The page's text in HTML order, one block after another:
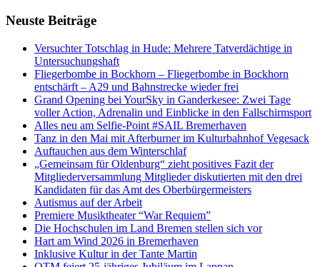
Neuste Beiträge
Versucht­er Totschlag in Hude: Mehrere Tatverdächtige in
Untersuchungshaft
Fliegerbombe in Bockhorn – Fliegerbombe in Bockhorn
entschärft – A29 und Bahnstrecke wieder frei
Grand Opening bei YourSky in Ganderkesee: Zwei Tage
voller Action, Adrenalin und Einblicke in den Fallschirmsport
Alles neu am Selfie-Point #SAIL Bremerhaven
Tanz in den Mai mit Afterburner im Kulturbahnhof Vegesack
Auftauchen aus dem Winterschlaf
„Gemeinsam für Oldenburg“ zieht positives Fazit der
Mitgliederversammlung Mitglieder diskutierten mit den drei
Kandidaten für das Amt des Oberbürgermeisters
Autismus auf der Arbeit
Premiere Musiktheater “War Requiem”
Die Hochschulen im Land Bremen stellen sich vor
Hart am Wind 2026 in Bremerhaven
Inklusive Kultur in der Tante Martin